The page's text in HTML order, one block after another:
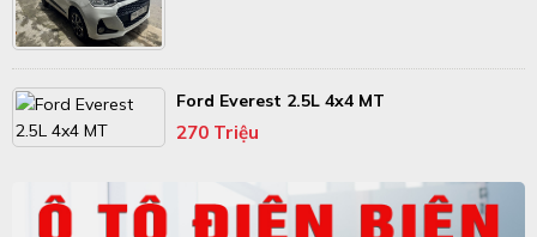
Ford Everest 2.5L 4x4 MT
270 Triệu